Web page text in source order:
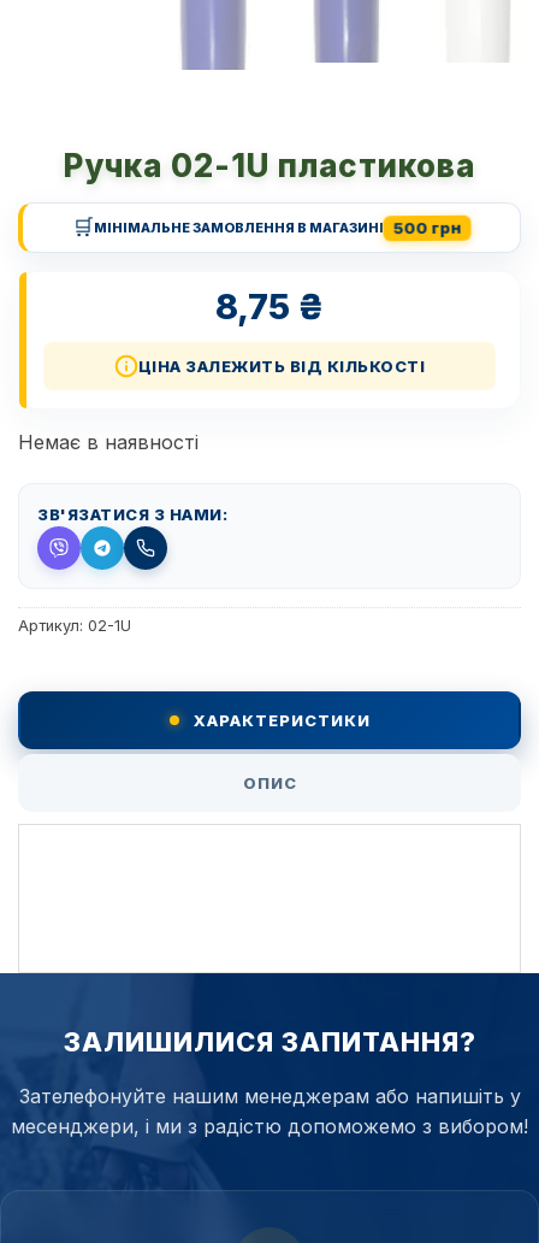
Ручка 02-1U пластикова
🛒МІНІМАЛЬНЕ ЗАМОВЛЕННЯ В МАГАЗИНІ 500 грн
8,75 ₴
ЦІНА ЗАЛЕЖИТЬ ВІД КІЛЬКОСТІ
Немає в наявності
ЗВ'ЯЗАТИСЯ З НАМИ:
Артикул: 02-1U
ХАРАКТЕРИСТИКИ
ОПИС
ЗАЛИШИЛИСЯ ЗАПИТАННЯ?
Зателефонуйте нашим менеджерам або напишіть у
месенджери, і ми з радістю допоможемо з вибором!